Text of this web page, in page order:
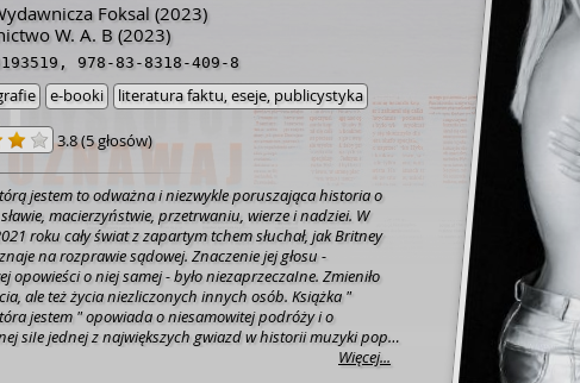
Foksal (2023)
W. A. B (2023)
, 978-83-8318-409-8
e-booki literatura faktu, eseje, publicystyka
3.8(5 głosów)
jestem to odważna i niezwykle poruszająca historia o
macierzyństwie, przetrwaniu, wierze i nadziei. W
roku cały świat z zapartym tchem słuchał, jak Britney
na rozprawie sądowej. Znaczenie jej głosu -
opowieści o niej samej - było niezaprzeczaIne. Zmieniło
ale też życia niezliczonych innych osób. Książka "
jestem " opowiada o niesamowitej podróży i o
siIe jednej z największych gwiazd w historii muzyki pop.
szczere i dowcipnie napisane wspomnienia Spears rzucają
Więcej...